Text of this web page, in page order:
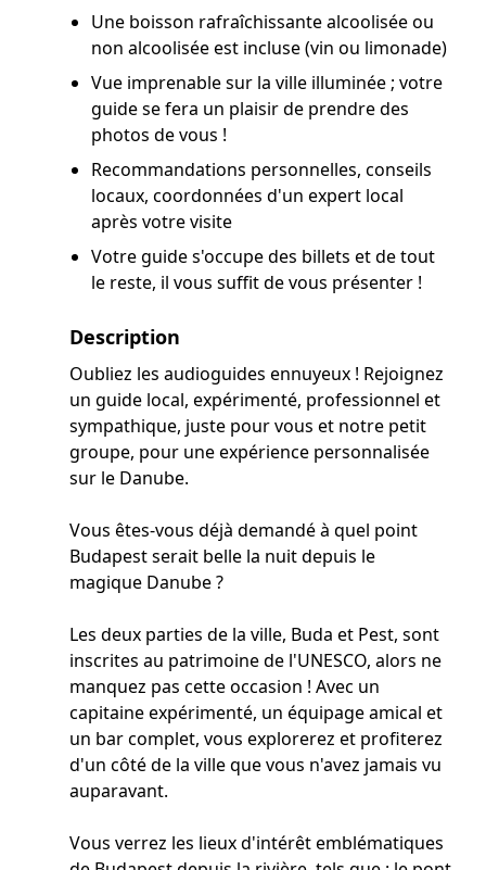
Une boisson rafraîchissante alcoolisée ou
non alcoolisée est incluse (vin ou limonade)
Vue imprenable sur la ville illuminée ; votre
guide se fera un plaisir de prendre des
photos de vous !
Recommandations personnelles, conseils
locaux, coordonnées d'un expert local
après votre visite
Votre guide s'occupe des billets et de tout
le reste, il vous suffit de vous présenter !
Description
Oubliez les audioguides ennuyeux ! Rejoignez
un guide local, expérimenté, professionnel et
sympathique, juste pour vous et notre petit
groupe, pour une expérience personnalisée
sur le Danube.
Vous êtes-vous déjà demandé à quel point
Budapest serait belle la nuit depuis le
magique Danube ?
Les deux parties de la ville, Buda et Pest, sont
inscrites au patrimoine de l'UNESCO, alors ne
manquez pas cette occasion ! Avec un
capitaine expérimenté, un équipage amical et
un bar complet, vous explorerez et profiterez
d'un côté de la ville que vous n'avez jamais vu
auparavant.
Vous verrez les lieux d'intérêt emblématiques